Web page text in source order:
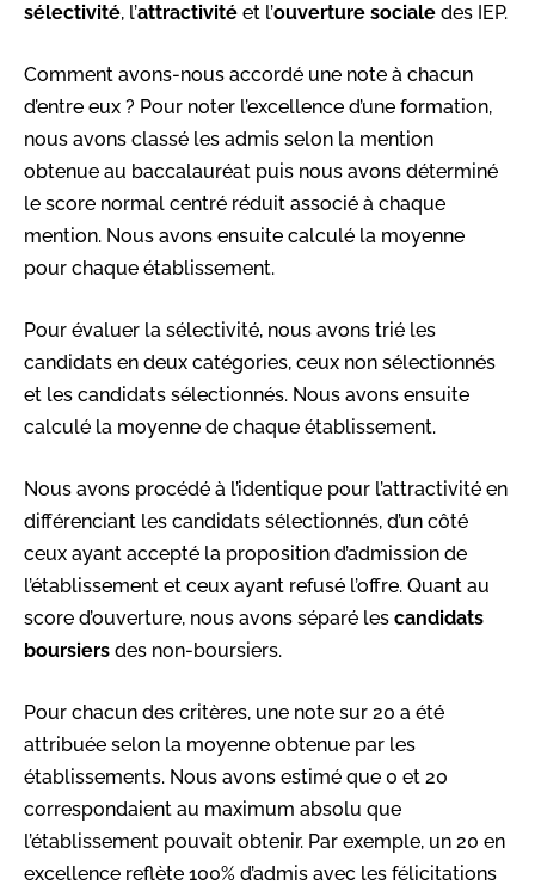
sélectivité, l’attractivité et l’ouverture sociale des IEP.
Comment avons-nous accordé une note à chacun
d’entre eux ? Pour noter l’excellence d’une formation,
nous avons classé les admis selon la mention
obtenue au baccalauréat puis nous avons déterminé
le score normal centré réduit associé à chaque
mention. Nous avons ensuite calculé la moyenne
pour chaque établissement.
Pour évaluer la sélectivité, nous avons trié les
candidats en deux catégories, ceux non sélectionnés
et les candidats sélectionnés. Nous avons ensuite
calculé la moyenne de chaque établissement.
Nous avons procédé à l’identique pour l’attractivité en
différenciant les candidats sélectionnés, d’un côté
ceux ayant accepté la proposition d’admission de
l’établissement et ceux ayant refusé l’offre. Quant au
score d’ouverture, nous avons séparé les candidats
boursiers des non-boursiers.
Pour chacun des critères, une note sur 20 a été
attribuée selon la moyenne obtenue par les
établissements. Nous avons estimé que 0 et 20
correspondaient au maximum absolu que
l’établissement pouvait obtenir. Par exemple, un 20 en
excellence reflète 100% d’admis avec les félicitations